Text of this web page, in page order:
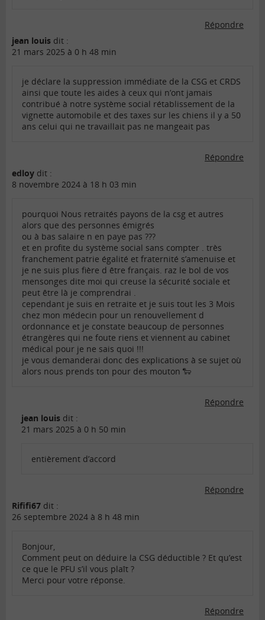
Répondre
jean louis dit :
21 mars 2025 à 0 h 48 min
je déclare la suppression immédiate de la CSG et CRDS
ainsi que toute les aides à ceux qui n’ont jamais
contribué à notre système social rétablissement de la
vignette automobile et des taxes sur les chiens il y a 50
ans celui qui ne travaillait pas ne mangeait pas
Répondre
edloy dit :
8 novembre 2024 à 18 h 03 min
pourquoi Nous retraités payons de la csg et autres
alors que des personnes émigrés
ou à bas salaire n en paye pas ???
et en profite du système social sans compter . très
franchement patrie égalité et fraternité s’amenuise et
je ne suis plus fière d être français. raz le bol de vos
mensonges dite moi qui creuse la sécurité sociale et
peut être là je comprendrai .
cependant je suis en retraite et je suis tout les 3 Mois
chez mon médecin pour un renouvellement d
ordonnance et je constate beaucoup de personnes
étrangères qui ne foute riens et viennent au cabinet
médical pour je ne sais quoi !!!
je vous demanderai donc des explications à se sujet où
alors nous prends ton pour des mouton 🐑
Répondre
jean louis dit :
21 mars 2025 à 0 h 50 min
entièrement d’accord
Répondre
Rififi67 dit :
26 septembre 2024 à 8 h 48 min
Bonjour,
Comment peut on déduire la CSG déductible ? Et qu’est
ce que le PFU s’il vous plaît ?
Merci pour votre réponse.
Répondre